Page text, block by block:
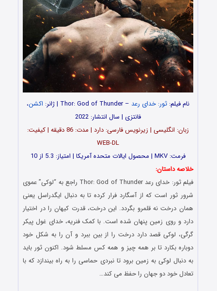
نام فیلم: ثور: خدای رعد – Thor: God of Thunder | ژانر: اکشن،
فانتزی | سال انتشار: 2022
زبان: انگلیسی | زیرنویس فارسی: دارد | مدت: 86 دقیقه | کیفیت:
WEB-DL
فرمت: MKV | محصول ایالات متحده آمریکا | امتیاز: 5.3 از 10
خلاصه داستان:
فیلم ثور: خدای رعد Thor: God of Thunder راجع به “لوکی” عموی
شرور ثور است که از آسگارد فرار کرده تا به دنبال ایگدراسل یعنی
همان درخت نه قلمرو بگردد. این درخت، قدرت کیهان را در اختیار
دارد و روی زمین پنهان شده است. با کمک فنریه، خدای غول پیکر
گرگی، لوکی قصد دارد درخت را از بین ببرد و آن را به شکل خود
دوباره بکارد تا بر همه چیز و همه کس مسلط شود. اکنون ثور باید
به دنبال لوکی به زمین برود تا نبردی حماسی را به راه بیندازد که با
تعادل خود دو جهان را حفظ می کند…